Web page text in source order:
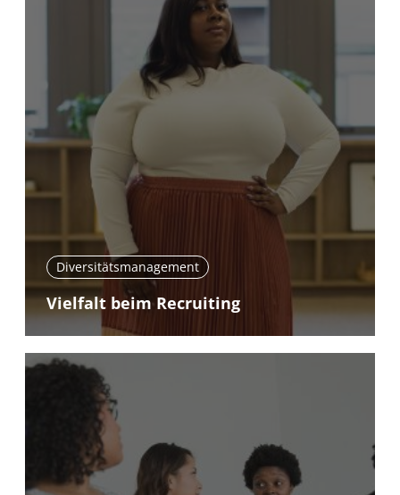
Diversitätsmanagement
Vielfalt beim Recruiting